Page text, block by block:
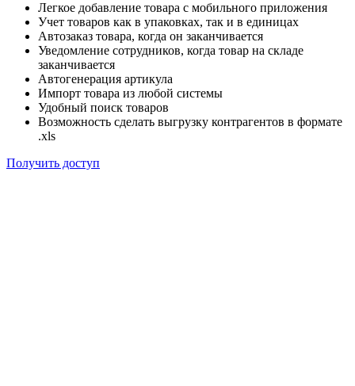
Легкое добавление товара с мобильного приложения
Учет товаров как в упаковках, так и в единицах
Автозаказ товара, когда он заканчивается
Уведомление сотрудников, когда товар на складе
заканчивается
Автогенерация артикула
Импорт товара из любой системы
Удобный поиск товаров
Возможность сделать выгрузку контрагентов в формате
.xls
Получить доступ